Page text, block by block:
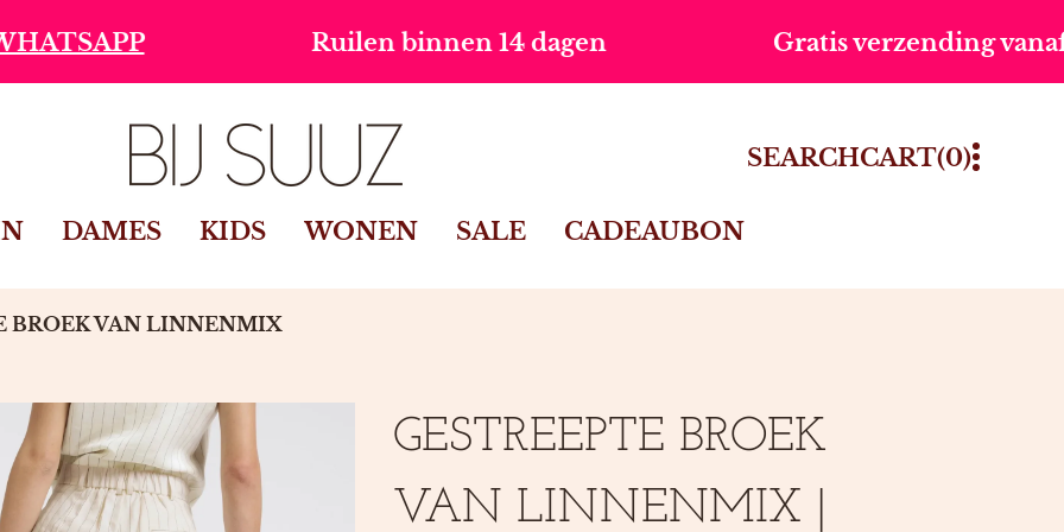
Ruilen binnen 14 dagen Gratis verzending vanaf €75,-
DAMES KIDS WONEN SALE CADEAUBON
SEARCHCART(0)0
BROEK VAN LINNENMIX
GESTREEPTE BROEK
VAN LINNENMIX |